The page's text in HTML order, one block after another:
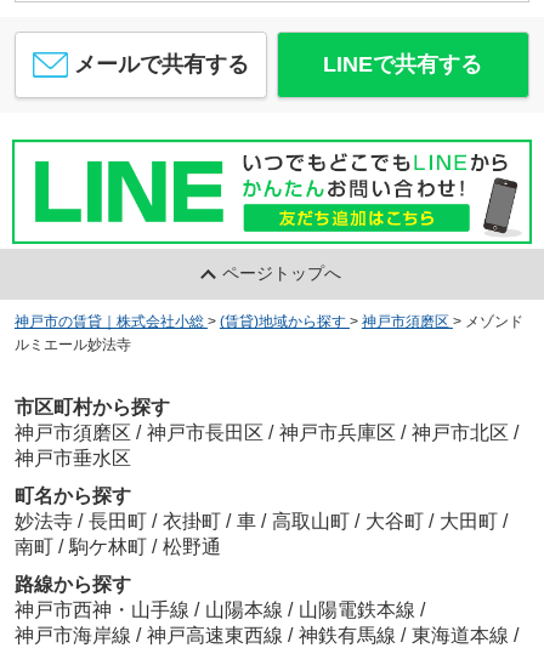
メールで共有する LINEで共有する
ページトップへ
神戸市の賃貸｜株式会社小総 > (賃貸)地域から探す > 神戸市須磨区 > メゾンド
ルミエール妙法寺
市区町村から探す
神戸市須磨区 / 神戸市長田区 / 神戸市兵庫区 / 神戸市北区 /
神戸市垂水区
町名から探す
妙法寺 / 長田町 / 衣掛町 / 車 / 高取山町 / 大谷町 / 大田町 /
南町 / 駒ケ林町 / 松野通
路線から探す
神戸市西神・山手線 / 山陽本線 / 山陽電鉄本線 /
神戸市海岸線 / 神戸高速東西線 / 神鉄有馬線 / 東海道本線 /